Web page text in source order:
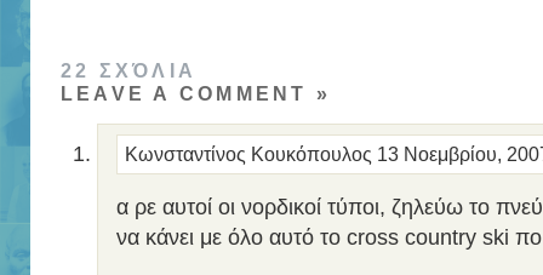
22 ΣΧΌΛΙΑ
LEAVE A COMMENT »
Κωνσταντίνος Κουκόπουλος 13 Νοεμβρίου,
α ρε αυτοί οι νορδικοί τύποι, ζηλεύω το
να κάνει με όλο αυτό το cross country ski